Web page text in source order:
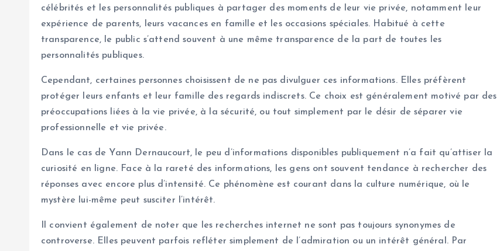
célébrités et les personnalités publiques à partager des moments de leur vie privée, notamment leur
expérience de parents, leurs vacances en famille et les occasions spéciales. Habitué à cette
transparence, le public s’attend souvent à une même transparence de la part de toutes les
personnalités publiques.
Cependant, certaines personnes choisissent de ne pas divulguer ces informations. Elles préfèrent
protéger leurs enfants et leur famille des regards indiscrets. Ce choix est généralement motivé par des
préoccupations liées à la vie privée, à la sécurité, ou tout simplement par le désir de séparer vie
professionnelle et vie privée.
Dans le cas de Yann Dernaucourt, le peu d’informations disponibles publiquement n’a fait qu’attiser la
curiosité en ligne. Face à la rareté des informations, les gens ont souvent tendance à rechercher des
réponses avec encore plus d’intensité. Ce phénomène est courant dans la culture numérique, où le
mystère lui-même peut susciter l’intérêt.
Il convient également de noter que les recherches internet ne sont pas toujours synonymes de
controverse. Elles peuvent parfois refléter simplement de l’admiration ou un intérêt général. Par